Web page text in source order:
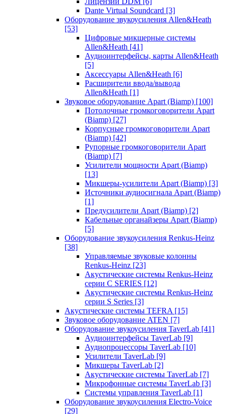
Dante Virtual Soundcard [3]
Оборудование звукоусиления Allen&Heath
[53]
Цифровые микшерные системы
Allen&Heath [41]
Аудиоинтерфейсы, карты Allen&Heath
[5]
Аксессуары Allen&Heath [6]
Расширители ввода/вывода
Allen&Heath [1]
Звуковое оборудование Apart (Biamp) [100]
Потолочные громкоговорители Apart
(Biamp) [27]
Корпусные громкоговорители Apart
(Biamp) [42]
Рупорные громкоговорители Apart
(Biamp) [7]
Усилители мощности Apart (Biamp)
[13]
Микшеры-усилители Apart (Biamp) [3]
Источники аудиосигнала Apart (Biamp)
[1]
Предусилители Apart (Biamp) [2]
Кабельные органайзеры Apart (Biamp)
[5]
Оборудование звукоусиления Renkus-Heinz
[38]
Управляемые звуковые колонны
Renkus-Heinz [23]
Акустические системы Renkus-Heinz
серии C SERIES [12]
Акустические системы Renkus-Heinz
серии S Series [3]
Акустические системы TEFRA [15]
Звуковое оборудование ATEN [7]
Оборудование звукоусиления TaverLab [41]
Аудиоинтерфейсы TaverLab [9]
Аудиопроцессоры TaverLab [10]
Усилители TaverLab [9]
Микшеры TaverLab [2]
Акустические системы TaverLab [7]
Микрофонные системы TaverLab [3]
Системы управления TaverLab [1]
Оборудование звукоусиления Electro-Voice
[29]